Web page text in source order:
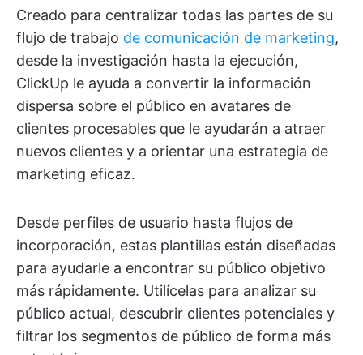
Creado para centralizar todas las partes de su
flujo de trabajo de comunicación de marketing,
desde la investigación hasta la ejecución,
ClickUp le ayuda a convertir la información
dispersa sobre el público en avatares de
clientes procesables que le ayudarán a atraer
nuevos clientes y a orientar una estrategia de
marketing eficaz.
Desde perfiles de usuario hasta flujos de
incorporación, estas plantillas están diseñadas
para ayudarle a encontrar su público objetivo
más rápidamente. Utilícelas para analizar su
público actual, descubrir clientes potenciales y
filtrar los segmentos de público de forma más